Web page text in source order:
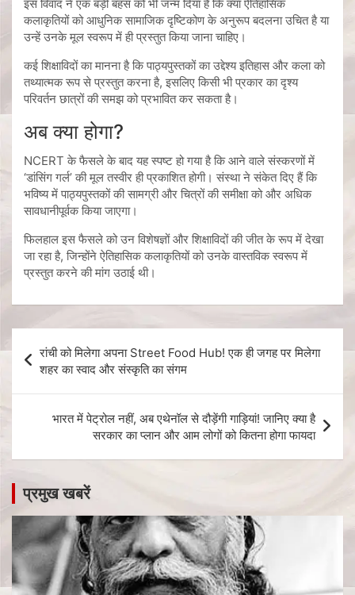
इस विवाद ने एक बड़ी बहस को भी जन्म दिया है कि क्या ऐतिहासिक
कलाकृतियों को आधुनिक सामाजिक दृष्टिकोण के अनुरूप बदलना उचित है या
उन्हें उनके मूल स्वरूप में ही प्रस्तुत किया जाना चाहिए।
कई शिक्षाविदों का मानना है कि पाठ्यपुस्तकों का उद्देश्य इतिहास और कला को
तथ्यात्मक रूप से प्रस्तुत करना है, इसलिए किसी भी प्रकार का दृश्य
परिवर्तन छात्रों की समझ को प्रभावित कर सकता है।
अब क्या होगा?
NCERT के फैसले के बाद यह स्पष्ट हो गया है कि आने वाले संस्करणों में
‘डांसिंग गर्ल’ की मूल तस्वीर ही प्रकाशित होगी। संस्था ने संकेत दिए हैं कि
भविष्य में पाठ्यपुस्तकों की सामग्री और चित्रों की समीक्षा को और अधिक
सावधानीपूर्वक किया जाएगा।
फिलहाल इस फैसले को उन विशेषज्ञों और शिक्षाविदों की जीत के रूप में देखा
जा रहा है, जिन्होंने ऐतिहासिक कलाकृतियों को उनके वास्तविक स्वरूप में
प्रस्तुत करने की मांग उठाई थी।
रांची को मिलेगा अपना Street Food Hub! एक ही जगह पर मिलेगा
शहर का स्वाद और संस्कृति का संगम
भारत में पेट्रोल नहीं, अब एथेनॉल से दौड़ेंगी गाड़ियां! जानिए क्या है
सरकार का प्लान और आम लोगों को कितना होगा फायदा
प्रमुख खबरें